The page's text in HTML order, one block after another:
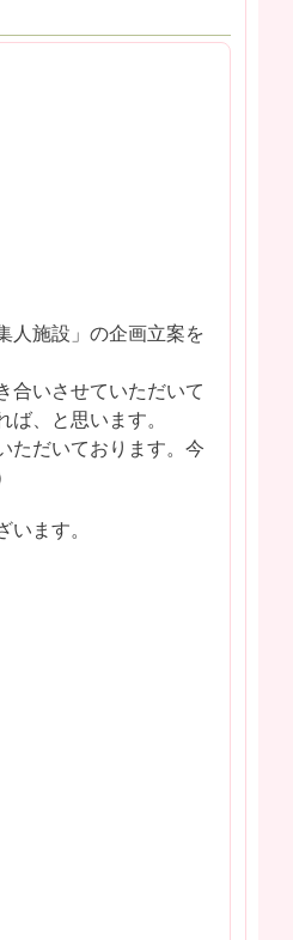
人施設」の企画立案を
合いさせていただいて
、と思います。
ただいております。今
ます。